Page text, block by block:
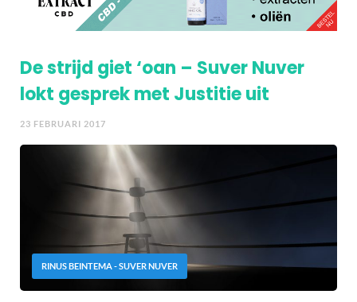
De strijd giet ‘oan – Suver Nuver
lokt gesprek met Justitie uit
23 FEBRUARI 2017
RINUS BEINTEMA - SUVER NUVER